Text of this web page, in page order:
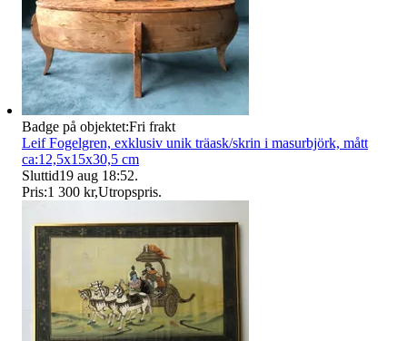
Badge på objektet:Fri frakt
Leif Fogelgren, exklusiv unik träask/skrin i masurbjörk, mått
ca:12,5x15x30,5 cm
Sluttid19 aug 18:52.
Pris:1 300 kr,Utropspris.